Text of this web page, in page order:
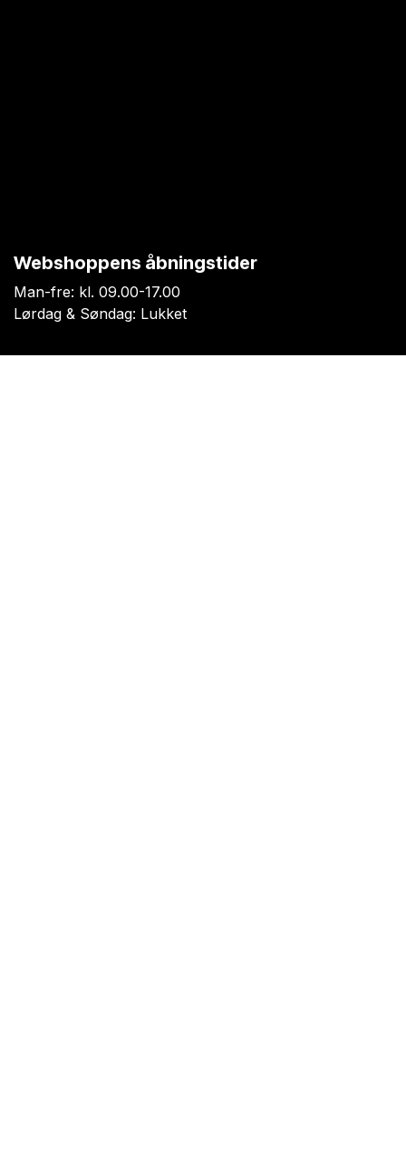
Webshoppens åbningstider
Man-fre: kl. 09.00-17.00
Lørdag & Søndag: Lukket